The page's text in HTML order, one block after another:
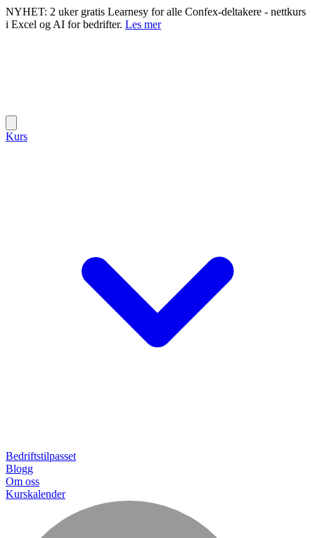
NYHET: 2 uker gratis Learnesy for alle Confex-deltakere - nettkurs
i Excel og AI for bedrifter. Les mer
Kurs
Bedriftstilpasset
Blogg
Om oss
Kurskalender